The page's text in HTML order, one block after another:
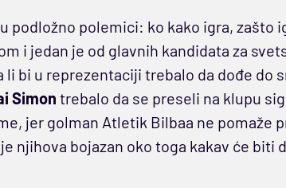
podložno polemici: ko kako igra, zašto
i jedan je od glavnih kandidata za
li bi u reprezentaciji trebalo da dođe do
Simon trebalo da se preseli na klupu
jer golman Atletik Bilbaa ne pomaže
njihova bojazan oko toga kakav će biti